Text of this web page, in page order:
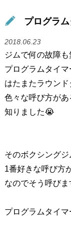
プログラ
2018.06.23
ジムで何の故障
プログラムタイマ
はたまたラウン
色々な呼び方が
知りました😭
そのボクシングジ
1番好きな呼び方
なのでそう呼びま
プログラムタイ